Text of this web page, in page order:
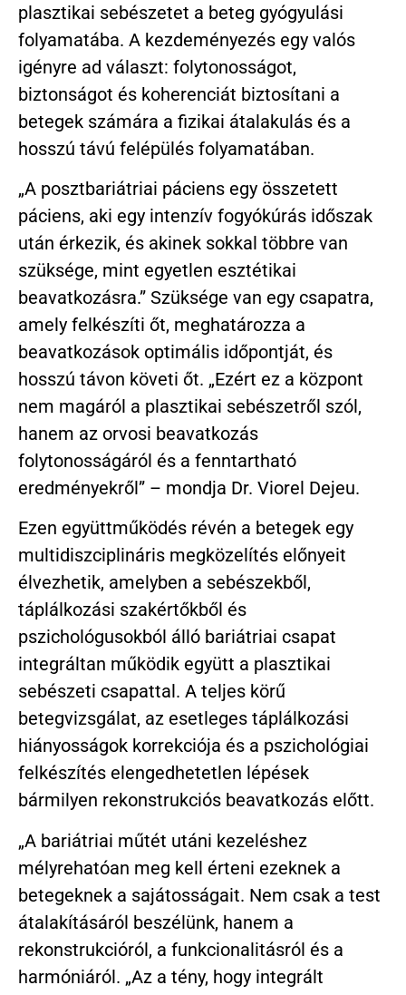
plasztikai sebészetet a beteg gyógyulási
folyamatába. A kezdeményezés egy valós
igényre ad választ: folytonosságot,
biztonságot és koherenciát biztosítani a
betegek számára a fizikai átalakulás és a
hosszú távú felépülés folyamatában.
„A posztbariátriai páciens egy összetett
páciens, aki egy intenzív fogyókúrás időszak
után érkezik, és akinek sokkal többre van
szüksége, mint egyetlen esztétikai
beavatkozásra.” Szüksége van egy csapatra,
amely felkészíti őt, meghatározza a
beavatkozások optimális időpontját, és
hosszú távon követi őt. „Ezért ez a központ
nem magáról a plasztikai sebészetről szól,
hanem az orvosi beavatkozás
folytonosságáról és a fenntartható
eredményekről” – mondja Dr. Viorel Dejeu.
Ezen együttműködés révén a betegek egy
multidiszciplináris megközelítés előnyeit
élvezhetik, amelyben a sebészekből,
táplálkozási szakértőkből és
pszichológusokból álló bariátriai csapat
integráltan működik együtt a plasztikai
sebészeti csapattal. A teljes körű
betegvizsgálat, az esetleges táplálkozási
hiányosságok korrekciója és a pszichológiai
felkészítés elengedhetetlen lépések
bármilyen rekonstrukciós beavatkozás előtt.
„A bariátriai műtét utáni kezeléshez
mélyrehatóan meg kell érteni ezeknek a
betegeknek a sajátosságait. Nem csak a test
átalakításáról beszélünk, hanem a
rekonstrukcióról, a funkcionalitásról és a
harmóniáról. „Az a tény, hogy integrált